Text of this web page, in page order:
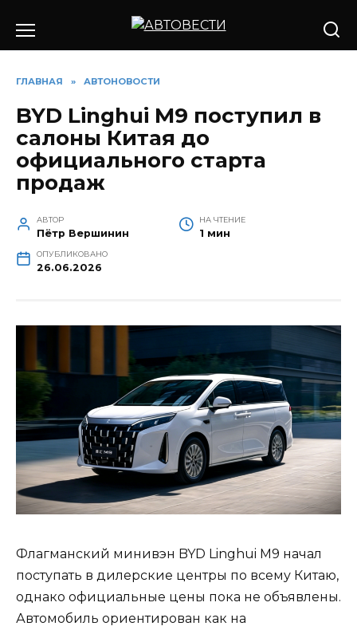
содержанию
ГЛАВНАЯ » АВТОНОВОСТИ
BYD Linghui M9 поступил в
салоны Китая до
официального старта
продаж
АВТОР
Пётр Вершинин
НА ЧТЕНИЕ
1 мин
ОПУБЛИКОВАНО
26.06.2026
Флагманский минивэн BYD Linghui M9 начал
поступать в дилерские центры по всему Китаю,
однако официальные цены пока не объявлены.
Автомобиль ориентирован как на